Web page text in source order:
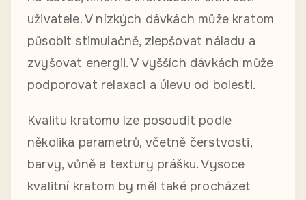
uživatele. V nízkých dávkách může kratom
působit stimulačně, zlepšovat náladu a
zvyšovat energii. V vyšších dávkách může
podporovat relaxaci a úlevu od bolesti.
Kvalitu kratomu lze posoudit podle
několika parametrů, včetně čerstvosti,
barvy, vůně a textury prášku. Vysoce
kvalitní kratom by měl také procházet